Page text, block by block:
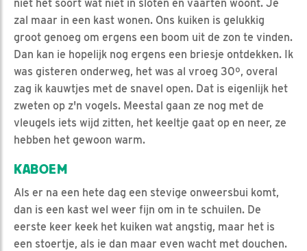
niet het soort wat niet in sloten en vaarten woont. Je
zal maar in een kast wonen. Ons kuiken is gelukkig
groot genoeg om ergens een boom uit de zon te vinden.
Dan kan ie hopelijk nog ergens een briesje ontdekken. Ik
was gisteren onderweg, het was al vroeg 30º, overal
zag ik kauwtjes met de snavel open. Dat is eigenlijk het
zweten op z'n vogels. Meestal gaan ze nog met de
vleugels iets wijd zitten, het keeltje gaat op en neer, ze
hebben het gewoon warm.
KABOEM
Als er na een hete dag een stevige onweersbui komt,
dan is een kast wel weer fijn om in te schuilen. De
eerste keer keek het kuiken wat angstig, maar het is
een stoertje, als ie dan maar even wacht met douchen.